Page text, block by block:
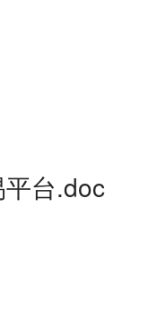
台.doc